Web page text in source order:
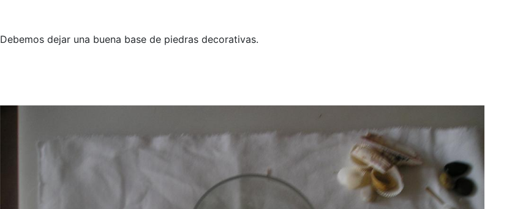
Debemos dejar una buena base de piedras decorativas.